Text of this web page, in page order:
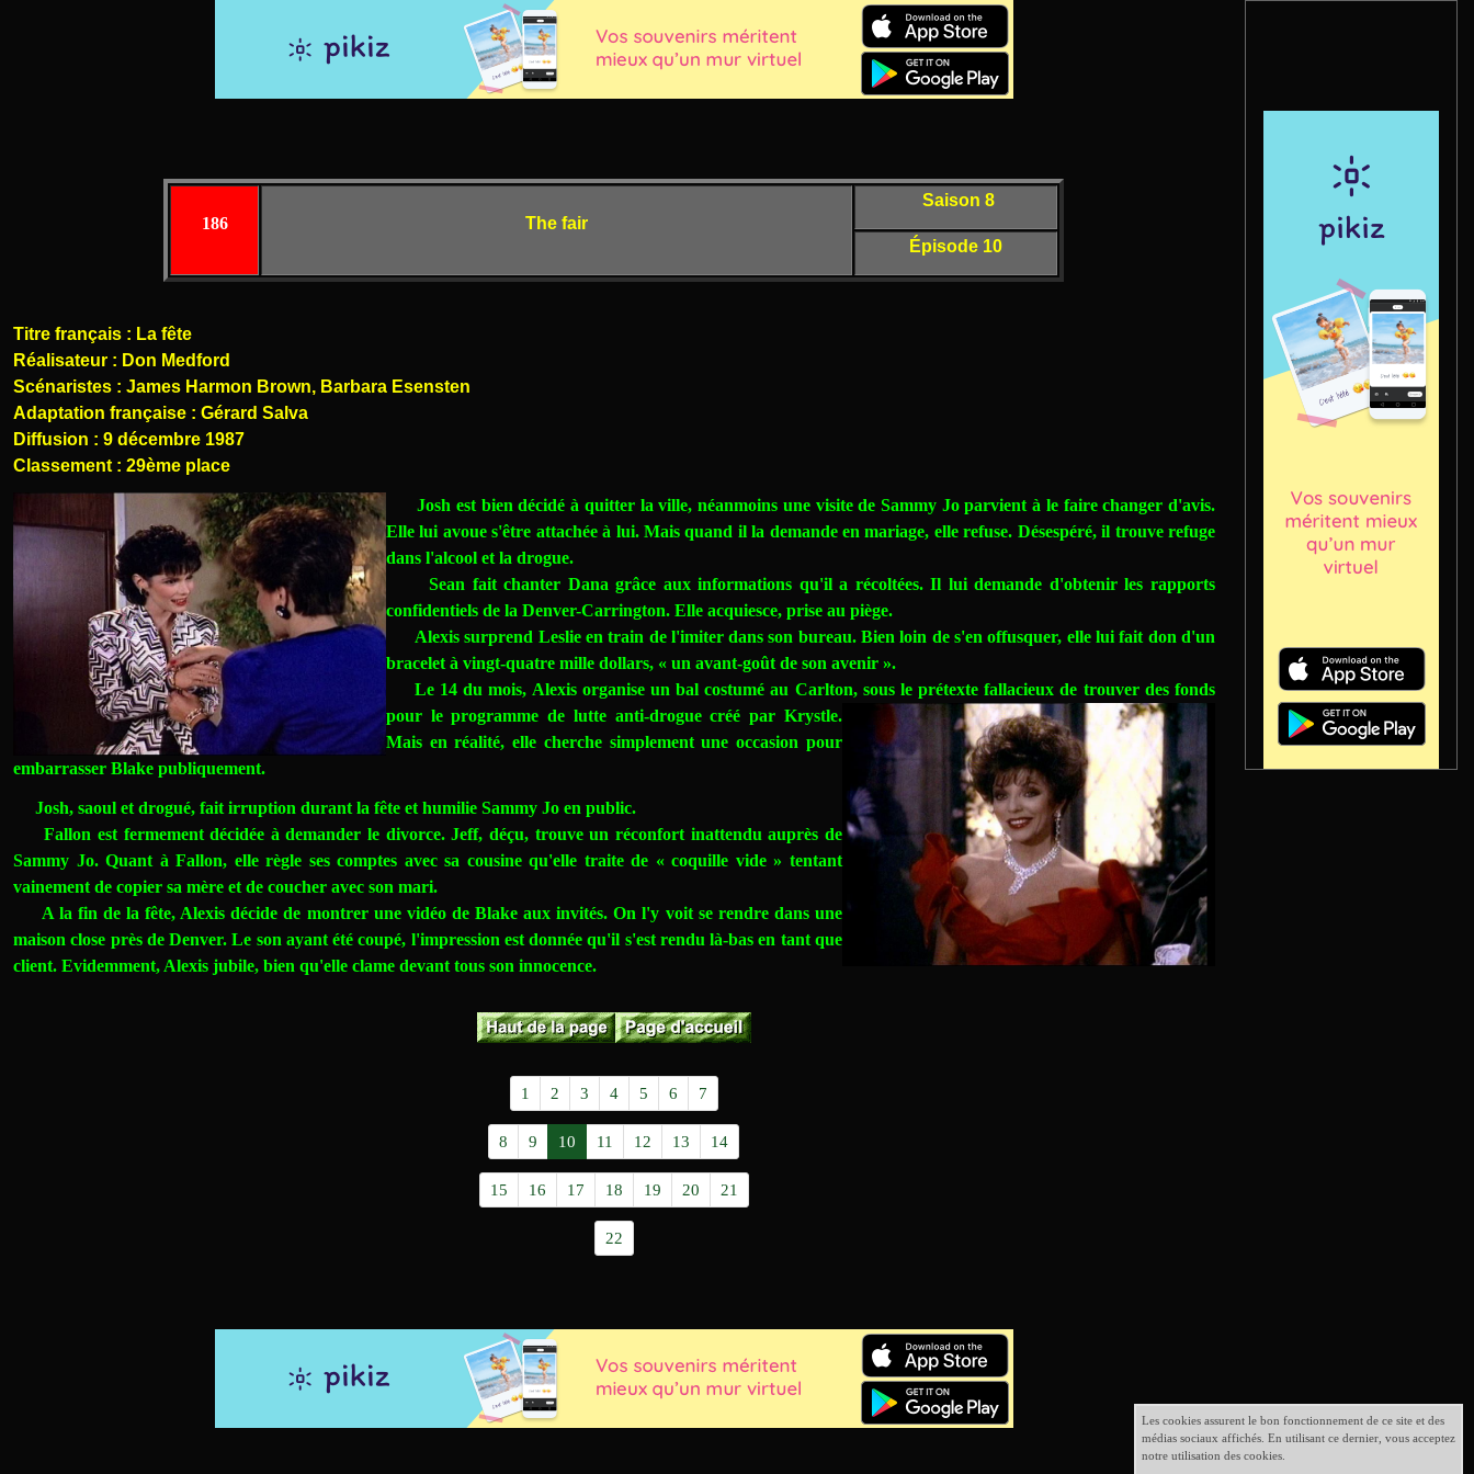
186 The fair
Saison 8
Épisode 10
Titre français : La fête
Réalisateur : Don Medford
Scénaristes : James Harmon Brown, Barbara Esensten
Adaptation française : Gérard Salva
Diffusion : 9 décembre 1987
Classement : 29ème place
Josh est bien décidé à quitter la ville, néanmoins une visite de Sammy Jo parvient à le faire changer d'avis.
Elle lui avoue s'être attachée à lui. Mais quand il la demande en mariage, elle refuse. Désespéré, il trouve refuge
dans l'alcool et la drogue.
Sean fait chanter Dana grâce aux informations qu'il a récoltées. Il lui demande d'obtenir les rapports
confidentiels de la Denver-Carrington. Elle acquiesce, prise au piège.
Alexis surprend Leslie en train de l'imiter dans son bureau. Bien loin de s'en offusquer, elle lui fait don d'un
bracelet à vingt-quatre mille dollars, « un avant-goût de son avenir ».
Le 14 du mois, Alexis organise un bal costumé au Carlton, sous le prétexte fallacieux de trouver des fonds
pour le programme de lutte anti-drogue créé par Krystle.
Mais en réalité, elle cherche simplement une occasion pour
embarrasser Blake publiquement.
Josh, saoul et drogué, fait irruption durant la fête et humilie Sammy Jo en public.
Fallon est fermement décidée à demander le divorce. Jeff, déçu, trouve un réconfort inattendu auprès de
Sammy Jo. Quant à Fallon, elle règle ses comptes avec sa cousine qu'elle traite de « coquille vide » tentant
vainement de copier sa mère et de coucher avec son mari.
A la fin de la fête, Alexis décide de montrer une vidéo de Blake aux invités. On l'y voit se rendre dans une
maison close près de Denver. Le son ayant été coupé, l'impression est donnée qu'il s'est rendu là-bas en tant que
client. Evidemment, Alexis jubile, bien qu'elle clame devant tous son innocence.
1 2 3 4 5 6 7
8 9 10 11 12 13 14
15 16 17 18 19 20 21
22
Les cookies assurent le bon fonctionnement de ce site et des
médias sociaux affichés. En utilisant ce dernier, vous acceptez
notre utilisation des cookies.